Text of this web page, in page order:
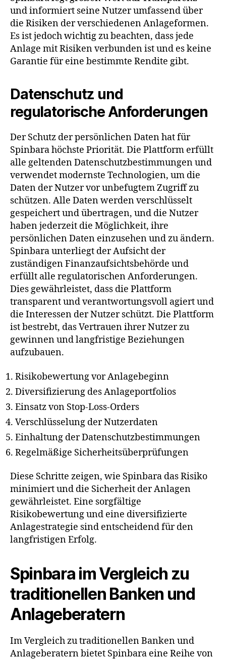
und informiert seine Nutzer umfassend über
die Risiken der verschiedenen Anlageformen.
Es ist jedoch wichtig zu beachten, dass jede
Anlage mit Risiken verbunden ist und es keine
Garantie für eine bestimmte Rendite gibt.
Datenschutz und
regulatorische Anforderungen
Der Schutz der persönlichen Daten hat für
Spinbara höchste Priorität. Die Plattform erfüllt
alle geltenden Datenschutzbestimmungen und
verwendet modernste Technologien, um die
Daten der Nutzer vor unbefugtem Zugriff zu
schützen. Alle Daten werden verschlüsselt
gespeichert und übertragen, und die Nutzer
haben jederzeit die Möglichkeit, ihre
persönlichen Daten einzusehen und zu ändern.
Spinbara unterliegt der Aufsicht der
zuständigen Finanzaufsichtsbehörde und
erfüllt alle regulatorischen Anforderungen.
Dies gewährleistet, dass die Plattform
transparent und verantwortungsvoll agiert und
die Interessen der Nutzer schützt. Die Plattform
ist bestrebt, das Vertrauen ihrer Nutzer zu
gewinnen und langfristige Beziehungen
aufzubauen.
Risikobewertung vor Anlagebeginn
Diversifizierung des Anlageportfolios
Einsatz von Stop-Loss-Orders
Verschlüsselung der Nutzerdaten
Einhaltung der Datenschutzbestimmungen
Regelmäßige Sicherheitsüberprüfungen
Diese Schritte zeigen, wie Spinbara das Risiko
minimiert und die Sicherheit der Anlagen
gewährleistet. Eine sorgfältige
Risikobewertung und eine diversifizierte
Anlagestrategie sind entscheidend für den
langfristigen Erfolg.
Spinbara im Vergleich zu
traditionellen Banken und
Anlageberatern
Im Vergleich zu traditionellen Banken und
Anlageberatern bietet Spinbara eine Reihe von